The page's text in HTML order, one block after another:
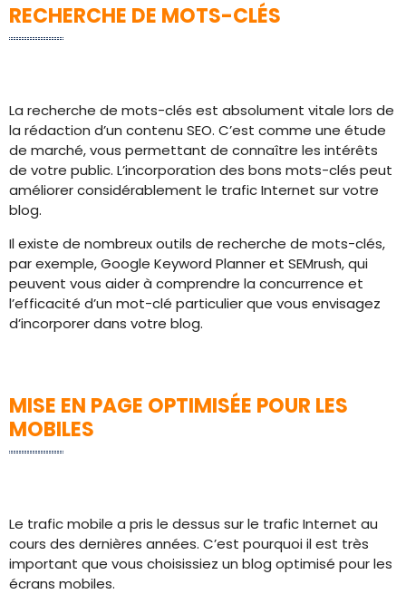
RECHERCHE DE MOTS-CLÉS
La recherche de mots-clés est absolument vitale lors de
la rédaction d’un contenu SEO. C’est comme une étude
de marché, vous permettant de connaître les intérêts
de votre public. L’incorporation des bons mots-clés peut
améliorer considérablement le trafic Internet sur votre
blog.
Il existe de nombreux outils de recherche de mots-clés,
par exemple, Google Keyword Planner et SEMrush, qui
peuvent vous aider à comprendre la concurrence et
l’efficacité d’un mot-clé particulier que vous envisagez
d’incorporer dans votre blog.
MISE EN PAGE OPTIMISÉE POUR LES
MOBILES
Le trafic mobile a pris le dessus sur le trafic Internet au
cours des dernières années. C’est pourquoi il est très
important que vous choisissiez un blog optimisé pour les
écrans mobiles.